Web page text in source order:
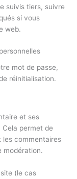
suivis tiers, suivre
si vous
web.
mot de passe,
réinitialisation.
et ses
permet de
les commentaires
modération.
(le cas